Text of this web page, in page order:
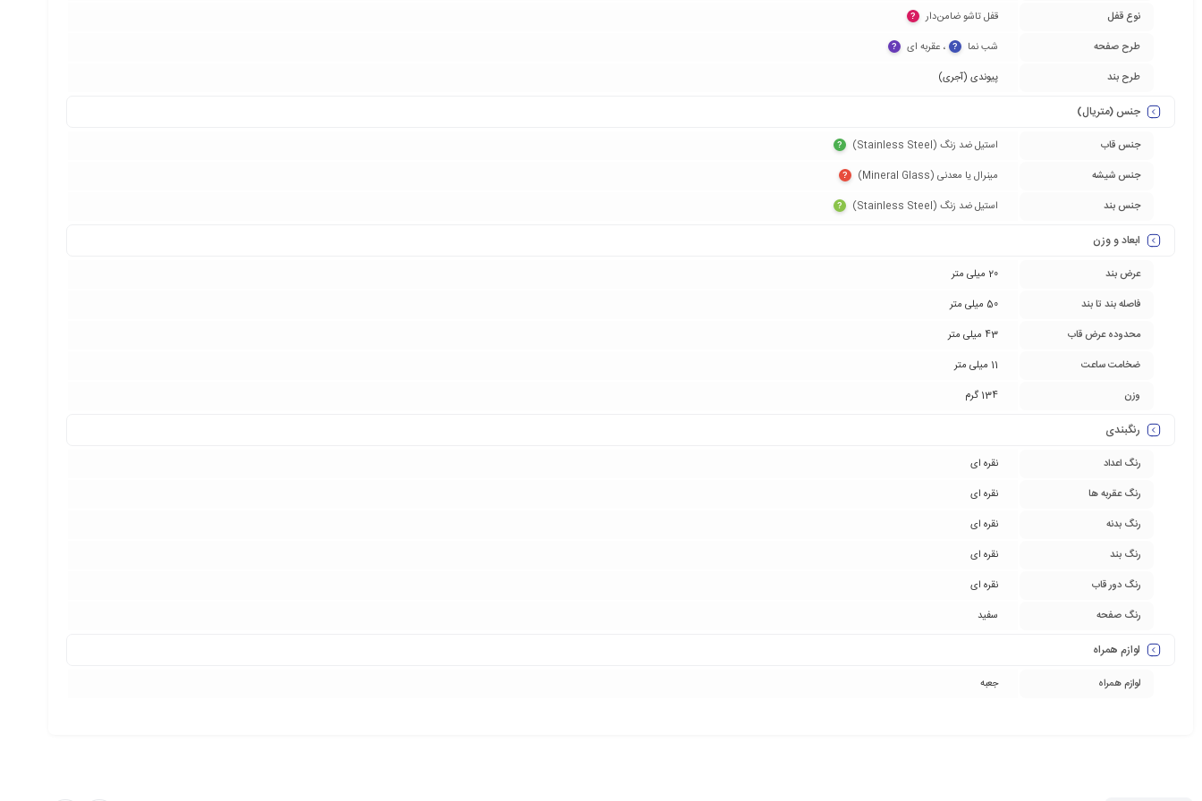
نوع قفل قفل تاشو ضامن‌دار‏ ?
طرح صفحه شب نما‏ ? ‏، عقربه ای‏ ?
طرح بند پیوندی (آجری)
جنس (متریال)
جنس قاب استیل ضد زنگ (Stainless Steel)‏ ?
جنس شیشه مینرال یا معدنی (Mineral Glass)‏ ?
جنس بند استیل ضد زنگ (Stainless Steel)‏ ?
ابعاد و وزن
عرض بند
20 میلی متر
فاصله بند تا بند
50 میلی متر
محدوده عرض قاب
43 میلی متر
ضخامت ساعت
11 میلی متر
وزن
134 گرم
رنگبندی
رنگ اعداد
نقره ای
رنگ عقربه ها
نقره ای
رنگ بدنه
نقره ای
رنگ بند
نقره ای
رنگ دور قاب
نقره ای
رنگ صفحه
سفید
لوازم همراه
لوازم همراه جعبه